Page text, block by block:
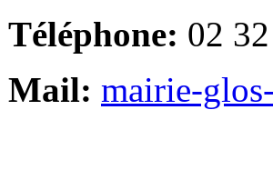
Téléphone: 02
Mail: mairie-